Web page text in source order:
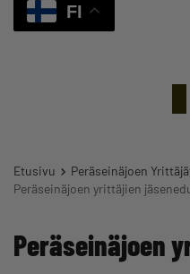
FI
Etusivu
Peräseinäjoen
Peräseinäjoen yrittäjien
Peräseinäjoen